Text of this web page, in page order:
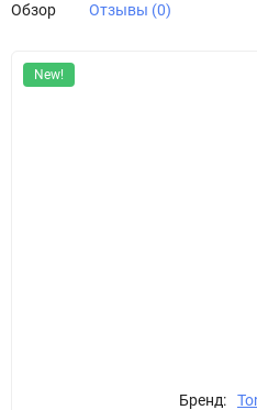
Обзор Отзывы (0)
New!
Бренд: